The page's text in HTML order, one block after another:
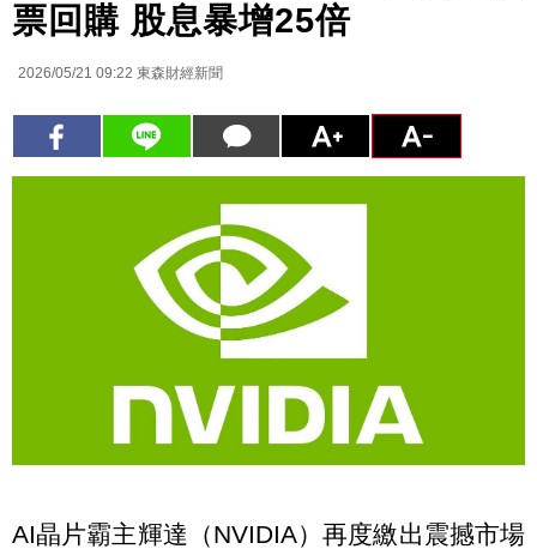
票回購 股息暴增25倍
2026/05/21 09:22 東森財經新聞
AI晶片霸主輝達（NVIDIA）再度繳出震撼市場